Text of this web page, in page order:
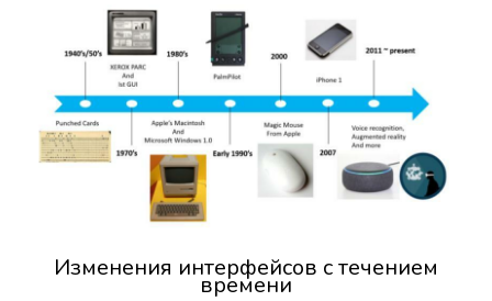
Изменения интерфейсов с течением
времени